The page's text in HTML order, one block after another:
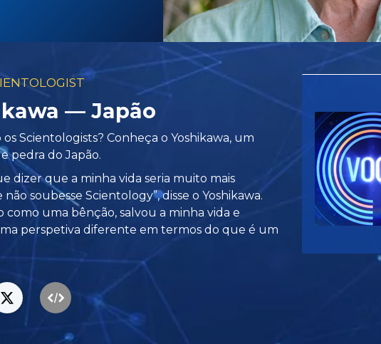
— Japão
Scientologists? Conheça o Yoshikawa, um
pedra do Japão.
dizer que a minha vida seria muito mais
não soubesse Scientology”, disse o Yoshikawa.
como uma bênção, salvou a minha vida e
perspetiva diferente em termos do que é um